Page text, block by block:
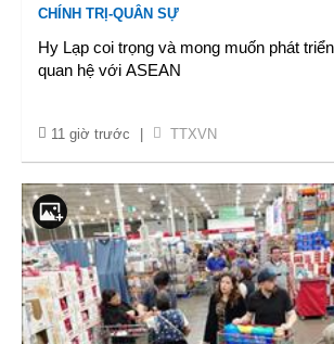
CHÍNH TRỊ-QUÂN SỰ
Hy Lạp coi trọng và mong muốn phát
quan hệ với ASEAN
11 giờ trước TTXVN